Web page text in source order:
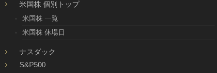
米国株 個別トップ
米国株 一覧
米国株 休場日
ナスダック
S&P500